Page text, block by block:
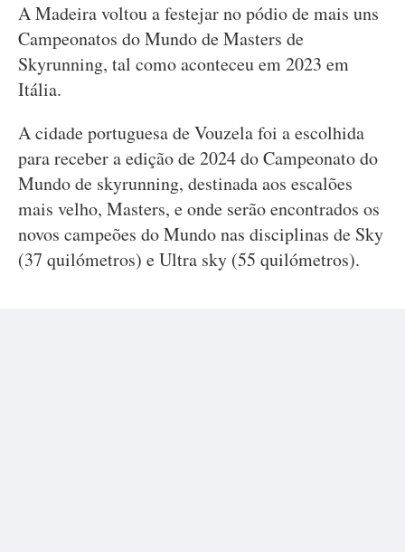
A Madeira voltou a festejar no pódio de mais uns
Campeonatos do Mundo de Masters de
Skyrunning, tal como aconteceu em 2023 em
Itália.
A cidade portuguesa de Vouzela foi a escolhida
para receber a edição de 2024 do Campeonato do
Mundo de skyrunning, destinada aos escalões
mais velho, Masters, e onde serão encontrados os
novos campeões do Mundo nas disciplinas de Sky
(37 quilómetros) e Ultra sky (55 quilómetros).